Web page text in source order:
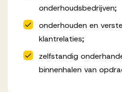
onderhoudsbedrijven;
onderhouden en
klantrelaties;
zelfstandig
binnenhalen van